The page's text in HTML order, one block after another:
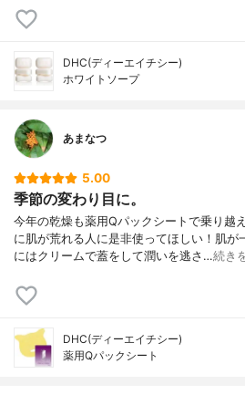
DHC(ディーエイチシー)
ホワイトソープ
あまなつ
5.00
季節の変わり目に。
今年の乾燥も薬用Qパックシートで乗り越
に肌が荒れる人に是非使ってほしい！肌が
にはクリームで蓋をして潤いを逃さ…続き
DHC(ディーエイチシー)
薬用Qパックシート